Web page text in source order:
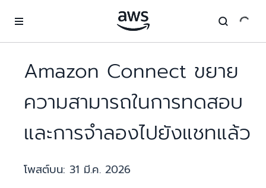
Amazon Connect ขยาย
ความสามารถในการทดสอบ
และการจำลองไปยังแชทแล้ว
โพสต์บน: 31 มี.ค. 2026